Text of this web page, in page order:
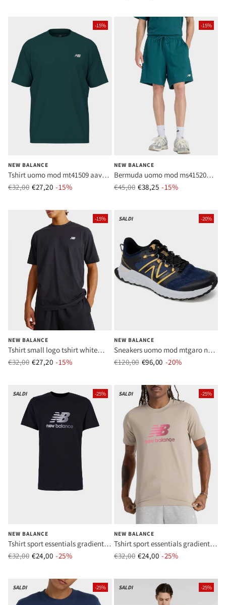
-15%
NEW BALANCE
Tshirt uomo mod mt41509 aav
verde
€27,20 -15%Prezzo di vendita
Prezzo normale
€32,00
-15%
NEW BALANCE
Bermuda uomo mod ms41520
aav verde€38,25 -15%Prezzo di
Prezzo normale
€45,00
-15%
NEW BALANCE
Tshirt small logo tshirt white
(100) uomo mod mt4150 9bk
€27,20 -15%Prezzo di vendita
Prezzo normale
€32,00
-20%
SALDI
NEW BALANCE
Sneakers uomo mod mtgaro n1
navy
€96,00 -20%Prezzo di
Prezzo normale
€120,00
-25%
SALDI
NEW BALANCE
Tshirt sport essentials gradient
logo tshirt nb navy uomo mod€24,00 -25%Prezzo di vendita
Prezzo normale
€32,00
-25%
SALDI
NEW BALANCE
Tshirt sport essentials gradient
logo tshirt nb navy uomo mod€24,00 -25%Prezzo di
Prezzo normale
€32,00
-25%
SALDI -25%
SALDI